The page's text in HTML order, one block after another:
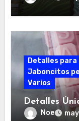
Detalles
Jaboncitos
Varios
Detalles
Noe